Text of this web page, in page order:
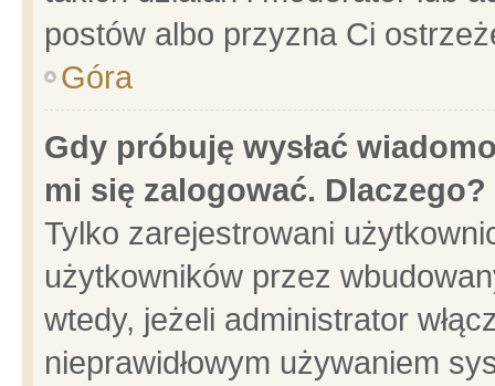
postów albo przyzna Ci
Góra
Gdy próbuję wysłać
mi się zalogować. Dlaczego?
Tylko zarejestrowani
użytkowników przez
wtedy, jeżeli administrator
nieprawidłowym używaniem